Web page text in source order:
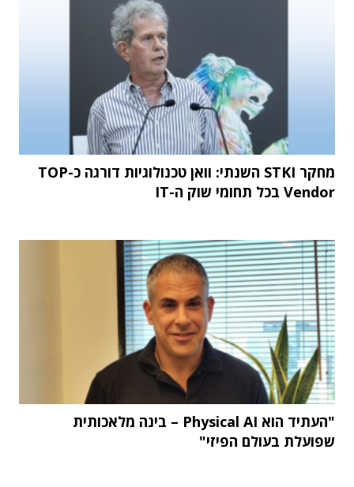
מחקר STKI השנתי: וואן טכנולוגיות דורגה כ-TOP
Vendor בכל תחומי שוק ה-IT
"העתיד הוא Physical AI – בינה מלאכותית
שפועלת בעולם הפיזי"